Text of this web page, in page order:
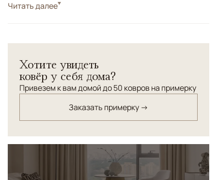
плотность.
Читать далее
Хотите увидеть
ковёр у себя дома?
Привезем к вам домой до 50 ковров на примерку
Заказать примерку →